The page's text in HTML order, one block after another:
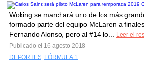
Woking se marchará uno de los más
formado parte del equipo McLaren a
Fernando Alonso, pero al #14 lo...
Leer el
Publicado el 16 agosto 2018
DEPORTES, FÓRMULA 1